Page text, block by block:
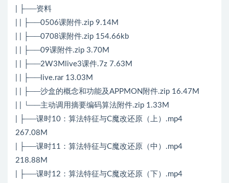
| ├──资料
| | ├──0506课附件.zip 9.14M
| | ├──0708课附件.zip 154.66kb
| | ├──09课附件.zip 3.70M
| | ├──2W3Mlive3课件.7z 7.63M
| | ├──live.rar 13.03M
| | ├──沙盒的概念和功能及APPMON附件.zip 16.47M
| | └──主动调用摘要编码算法附件.zip 1.33M
| ├──课时10：算法特征与C魔改还原（上）.mp4
267.08M
| ├──课时11：算法特征与C魔改还原（中）.mp4
218.88M
| ├──课时12：算法特征与C魔改还原（下）.mp4